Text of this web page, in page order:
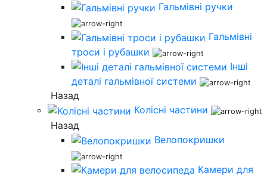
Гальмівні ручки
Гальмівні
троси і рубашки
Інші
деталі гальмівної системи
Назад
Колісні частини
Назад
Велопокришки
Камери для